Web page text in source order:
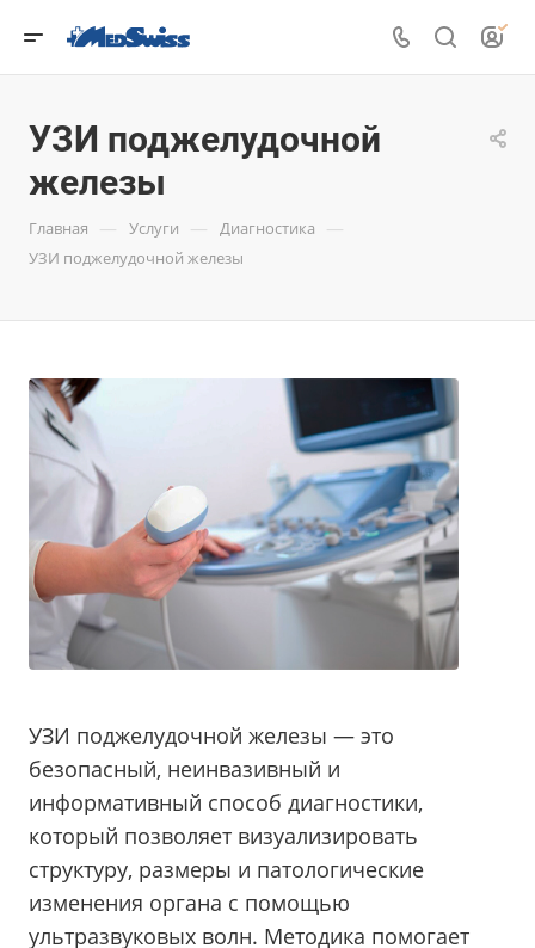
УЗИ поджелудочной
железы
Главная — Услуги — Диагностика —
УЗИ поджелудочной железы
УЗИ поджелудочной железы — это
безопасный, неинвазивный и
информативный способ диагностики,
который позволяет визуализировать
структуру, размеры и патологические
изменения органа с помощью
ультразвуковых волн. Методика помогает